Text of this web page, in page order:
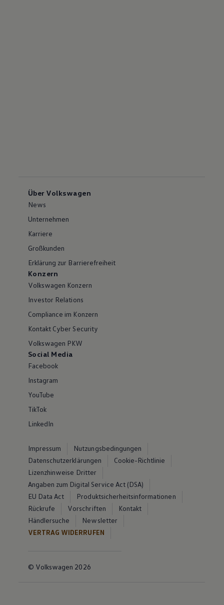
Über Volkswagen
News
Unternehmen
Karriere
Großkunden
Erklärung zur Barrierefreiheit
Konzern
Volkswagen Konzern
Investor Relations
Compliance im Konzern
Kontakt Cyber Security
Volkswagen PKW
Social Media
Facebook
Instagram
YouTube
TikTok
LinkedIn
Impressum
Nutzungsbedingungen
Datenschutzerklärungen
Cookie-Richtlinie
Lizenzhinweise Dritter
Angaben zum Digital Service Act (DSA)
EU Data Act
Produktsicherheitsinformationen
Rückrufe
Vorschriften
Kontakt
Händlersuche
Newsletter
VERTRAG WIDERRUFEN
© Volkswagen 2026